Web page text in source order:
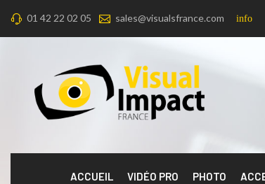
01 42 22 02 05 sales@visualsfrance.com info
ACCUEIL VIDÉO PRO PHOTO